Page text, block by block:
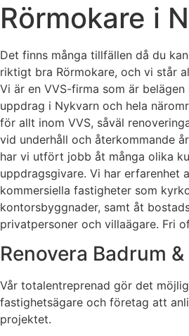
Rörmokare i
Det finns många tillfällen då du
riktigt bra Rörmokare, och vi står
Vi är en VVS-firma som är
uppdrag i Nykvarn och hela
för allt inom VVS, såväl
vid underhåll och återkommande
har vi utfört jobb åt många olika
uppdragsgivare. Vi har erfarenhet
kommersiella fastigheter som
kontorsbyggnader, samt åt
privatpersoner och villaägare. Fri
Renovera Badrum
Vår totalentreprenad gör det
fastighetsägare och företag att
projektet.